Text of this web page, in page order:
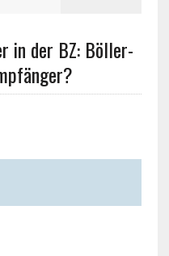
in der BZ: Böller-